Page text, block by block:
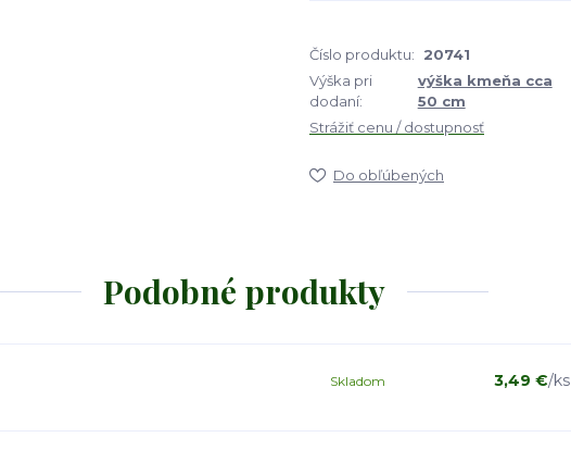
Číslo produktu: 20741
Výška pri
dodaní:
výška kmeňa cca
50 cm
Strážiť cenu / dostupnosť
Do obľúbených
Podobné produkty
3,49 €/ks
Skladom